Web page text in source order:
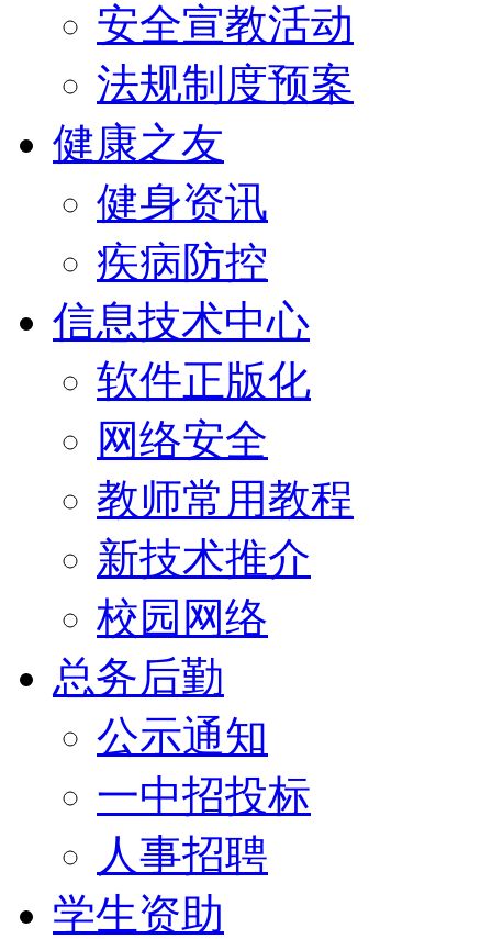
安全宣教活动
法规制度预案
健康之友
健身资讯
疾病防控
信息技术中心
软件正版化
网络安全
教师常用教程
新技术推介
校园网络
总务后勤
公示通知
一中招投标
人事招聘
学生资助